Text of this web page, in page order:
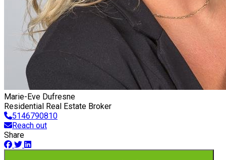
Marie-Eve Dufresne
Residential Real Estate Broker
5146790810
Reach out
Share